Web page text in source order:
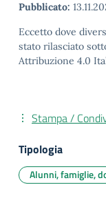
Pubblicato:
Eccetto dove
stato rilasciato
Attribuzione 4.0
Stampa /
Tipologia
Alunni, famiglie,